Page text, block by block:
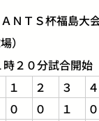
ＮＴＳ杯福島大
）
２０分試合開始
１ ２ ３ ４
０ ０ １ ０